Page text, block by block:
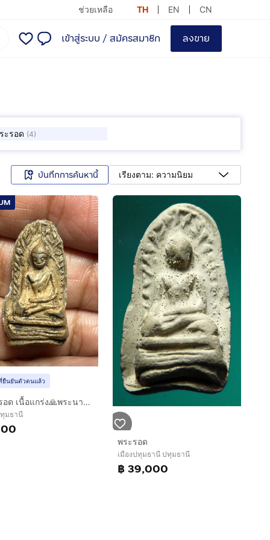
ช่วยเหลือ TH EN CN
เข้าสู่ระบบ / สมัครสมาชิก ลงขาย
ะรอด (4)
บันทึกการค้นหานี้ เรียงตาม: ความนิยม
ยืนยันตัวตนแล้ว
🙏พระรอด เนื้อแกร่ง🙏พระนางกำแพง พระผ่านการใช้บูชา องค์ละ1000
มธานี
พระรอด
เมืองปทุมธานี ปทุมธานี
฿ 39,000